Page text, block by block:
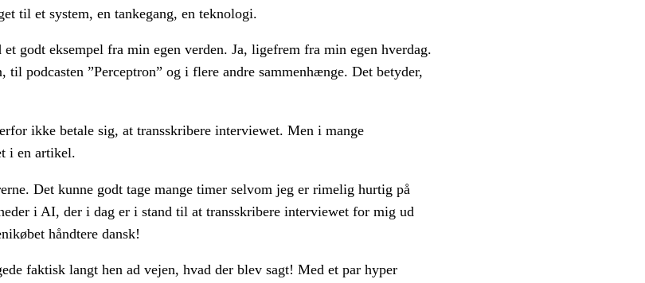
til et system, en tankegang, en teknologi.
godt eksempel fra min egen verden. Ja, ligefrem fra min egen hverdag.
podcasten ”Perceptron” og i flere andre sammenhænge. Det betyder,
ikke betale sig, at transskribere interviewet. Men i mange
i en artikel.
Det kunne godt tage mange timer selvom jeg er rimelig hurtig på
i AI, der i dag er i stand til at transskribere interviewet for mig ud
håndtere dansk!
faktisk langt hen ad vejen, hvad der blev sagt! Med et par hyper